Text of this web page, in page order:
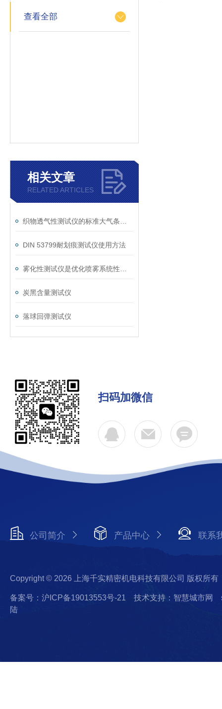
查看全部
相关文章
RELATED ARTICLES
DIN 53799耐划痕测试仪使用方法
炭黑含量测试仪
落球回弹测试仪
扫码加微信
公司简介 产品中心 联系
Copyright © 2026 上海千实精密机电科技有限公司 版权所有
备案号：沪ICP备19013553号-21 技术支持：智慧城市网
陆